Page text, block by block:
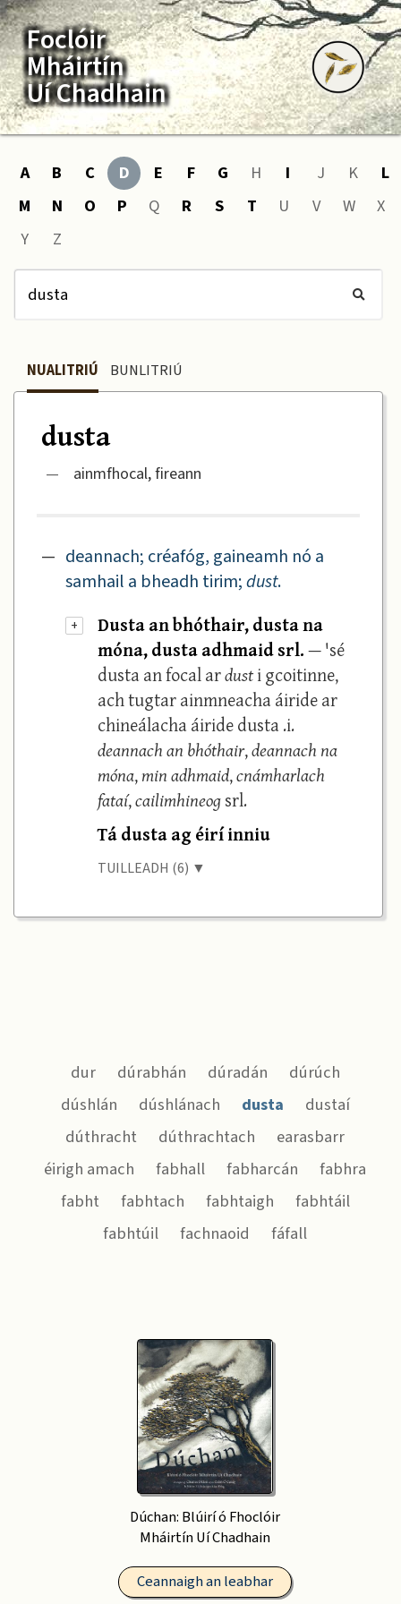
Foclóir
Mháirtín
Uí Chadhain
A B C D E F G H I J K
L
M
N O P Q R S T U V W
X
Y
Z
NUALITRIÚ BUNLITRIÚ
dusta
— ainmfhocal, fireann
— deannach; créafóg, gaineamh nó a
samhail a bheadh tirim;dust.
+
Dusta an bhóthair, dusta na
móna, dusta adhmaid srl.— 'sé
dusta an focal ardusti gcoitinne,
ach tugtar ainmneacha áiride ar
chineálacha áiride dusta .i.
deannach an bhóthair,deannach na
móna,min adhmaid,cnámharlach
fataí,cailimhineogsrl.
Tá dusta ag éirí inniu
TUILLEADH (6) ▼
dur dúrabhán dúradán
dúrúch
dúshlán
dúshlánach dusta
dustaí
dúthracht
dúthrachtach
earasbarr
éirigh amach
fabhall fabharcán
fabhra
fabht
fabhtach fabhtaigh
fabhtáil
fabhtúil
fachnaoid fáfall
Dúchan: Blúirí ó Fhoclóir
Mháirtín Uí Chadhain
Ceannaigh an leabhar